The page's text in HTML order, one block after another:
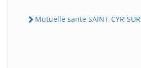
Mutuelle sante SAINT-CYR-